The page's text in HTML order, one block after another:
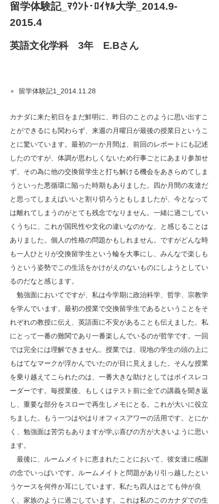
留学体験記_ﾏｳﾝﾄ･ﾛｲﾔﾙ大学_2014.9-
2015.4
英語文化学科 3年 E.Bさん
留学体験記1_2014.11.28
カナダに来た初日をまだ鮮明に、昨日のことのように思い出すこ
とができるにも関わらず、来週の月曜日が最後の授業日というこ
とに驚いています。最初の一か月間は、前回のレポートにも記述
したのですが、体調が思わしくないため行事ごとにあまり参加せ
ず、その為に他の交換留学生と打ち解ける機会をあきらめてしま
うといった悪循環に陥った時期もありました。四か月間の友達だ
と思ってしまえばいいと割り切ろうともしましたが、今となって
は離れてしまうのがとても残念でなりません。一緒に過ごしてい
くうちに、これが国民性や文化の違いなのかな、と感じることは
ありました。個人の性格の問題かもしれません。ですがどんな時
も一人ひとりが交換留学生という輪を大事にし、みんなで楽しも
うという姿勢でこの生活をかけがえのないものにしようとしてい
るのだなと感じます。
勉強面においてですが、私は今学期に政治科学、哲学、宗教学
を学んでいます。最初の授業で交換留学生であるということをそ
れぞれの教授に伝え、英語面に不安があることも伝えました。私
にとって一番の難関であり一番楽しんでいるのが哲学です。一回
では完全には理解できません。授業では、現地の学生の頭の上に
もはてなマークが浮かんでいたのが目に見えました。そんな授業
を乗り越えてこられたのは、一番大きな助けとしてはボイスレコ
ーダーです。毎授業後、もしくはテスト前に全ての講義を聞き返
し、重要な部分をスローで再生しメモにとる。これが大いに役立
ちました。もう一つはやはりオフィスアワーの活用です。とにか
く、勉強面は苦労もありますが学ぶ喜びの方が大きいように思い
ます。
最後に、ルームメイトに恵まれたことにおいて、彼女達に感謝
の念でいっぱいです。ルームメイトと問題があり引っ越したとい
うケースを何件か耳にしています。私たち四人はとても仲が良
く、家族のように過ごしています。これは私のこのカナダでの生